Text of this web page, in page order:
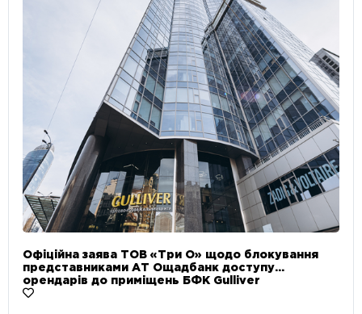
Офіційна заява ТОВ «Три О» щодо блокування
представниками АТ Ощадбанк доступу
орендарів до приміщень БФК Gulliver